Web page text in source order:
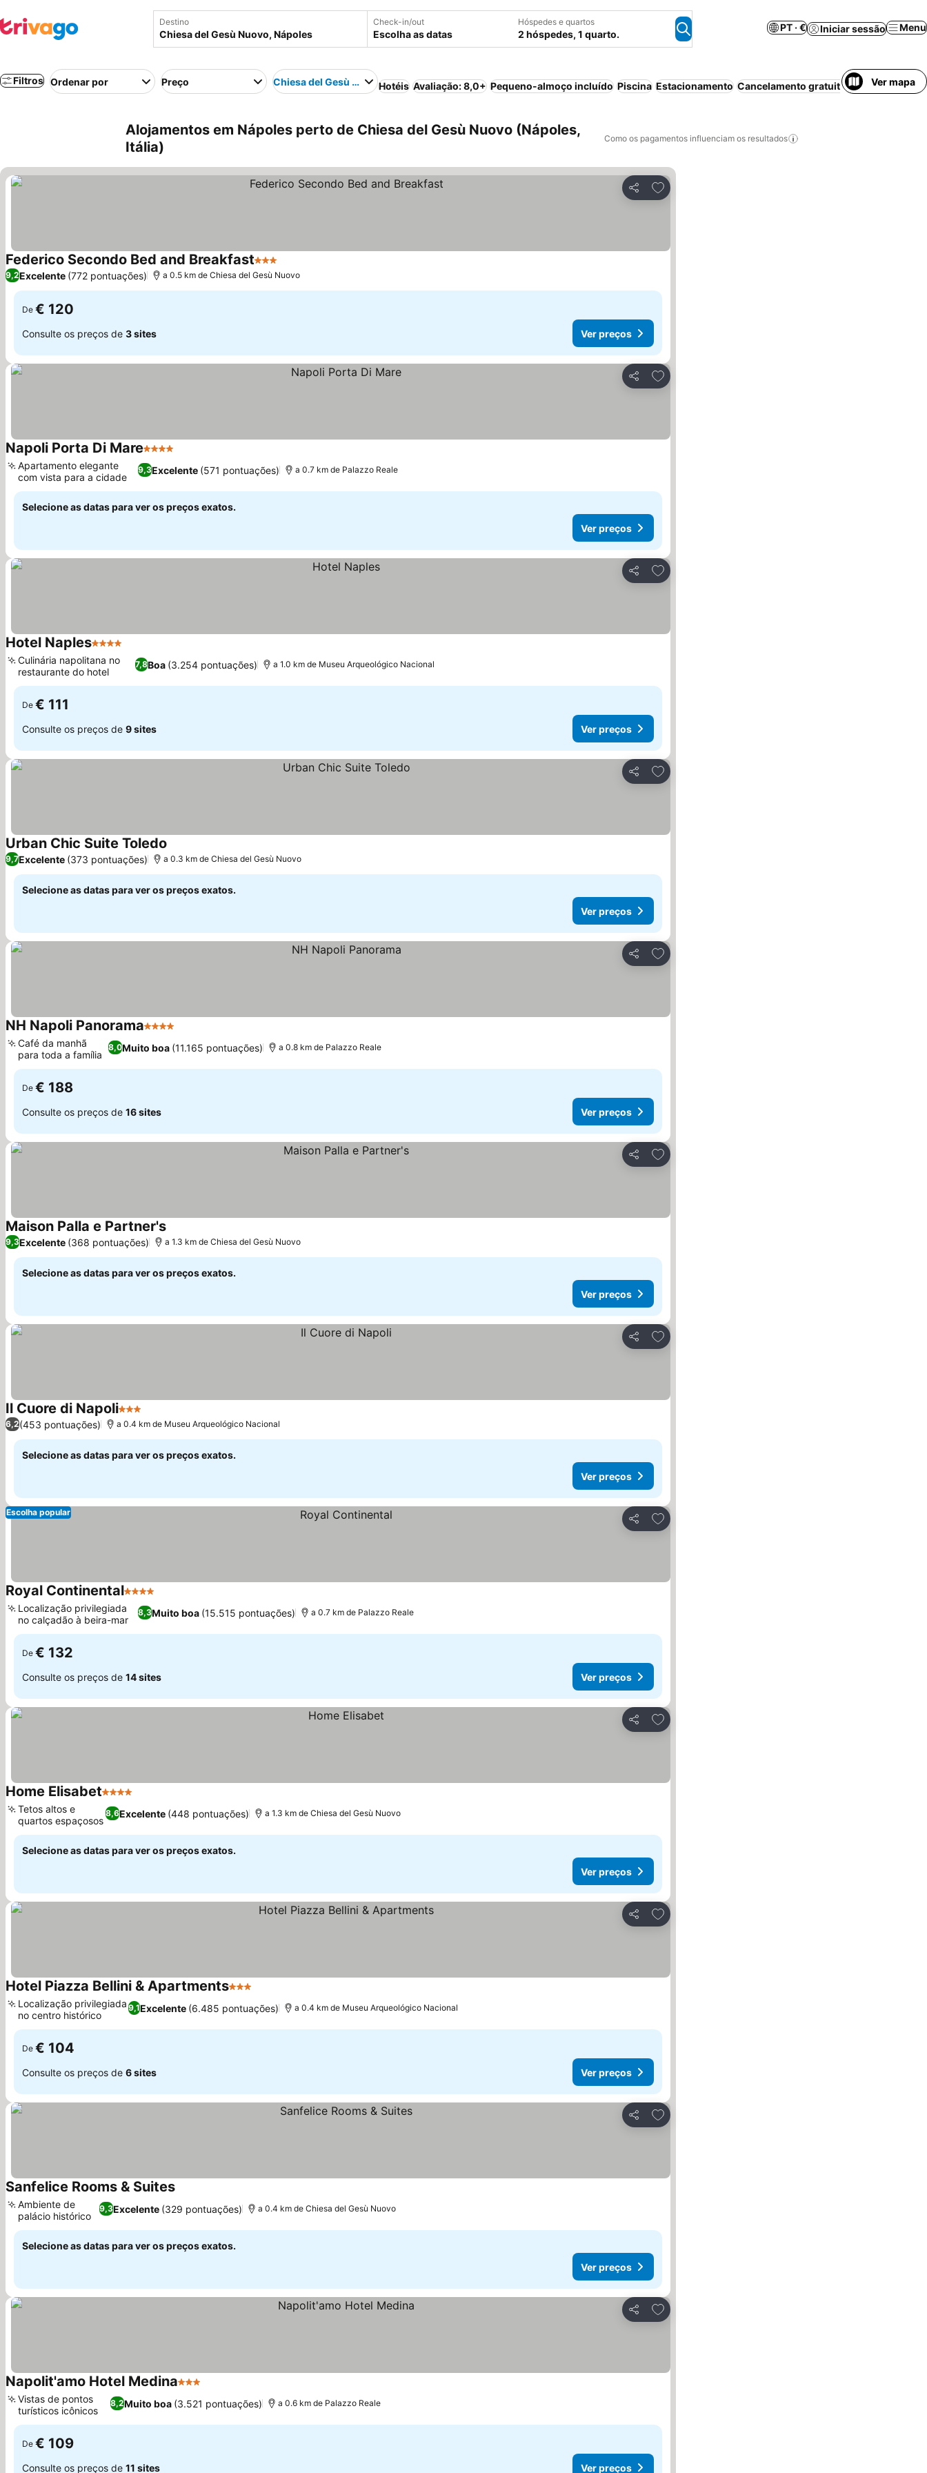
Destino Check-in/out
Escolha as datas
Hóspedes e quartos
2 hóspedes, 1 quarto.
PT · € Iniciar sessão Menu
Filtros Ordenar por Preço Chiesa del Gesù NuovoHotéis Avaliação: 8,0+ Pequeno-almoço incluído Piscina Estacionamento Cancelamento gratuito Aparthotel Bed
Ver mapa
Alojamentos em Nápoles perto de Chiesa del Gesù Nuovo (Nápoles,
Itália)
Como os pagamentos influenciam os resultados
Partilhar
Adicionar aos favoritos
Federico Secondo Bed and Breakfast3 Estrelas
9,2Excelente (772 pontuações) a 0.5 km de Chiesa del Gesù Nuovo
De € 120
Consulte os preços de 3 sites Ver preços
Partilhar
Adicionar aos favoritos
Napoli Porta Di Mare4 Estrelas
9,3Excelente (571 pontuações)
Apartamento elegante
com vista para a cidade
a 0.7 km de Palazzo Reale
Selecione as datas para ver os preços exatos.
Ver preços
Partilhar
Adicionar aos favoritos
Hotel Naples4 Estrelas
7,8Boa (3.254 pontuações)
Culinária napolitana no
restaurante do hotel
a 1.0 km de Museu Arqueológico Nacional
De € 111
Consulte os preços de 9 sites Ver preços
Partilhar
Adicionar aos favoritos
Urban Chic Suite Toledo
9,7Excelente (373 pontuações) a 0.3 km de Chiesa del Gesù Nuovo
Selecione as datas para ver os preços exatos.
Ver preços
Partilhar
Adicionar aos favoritos
NH Napoli Panorama4 Estrelas
8,0Muito boa (11.165 pontuações)
Café da manhã
para toda a família
a 0.8 km de Palazzo Reale
De € 188
Consulte os preços de 16 sites Ver preços
Partilhar
Adicionar aos favoritos
Maison Palla e Partner'sVer preços
9,3Excelente (368 pontuações) a 1.3 km de Chiesa del Gesù Nuovo
Selecione as datas para ver os preços exatos.
Ver preços
Partilhar
Adicionar aos favoritos
Il Cuore di Napoli3 Estrelas
6,2(453 pontuações) a 0.4 km de Museu Arqueológico Nacional
Selecione as datas para ver os preços exatos.
Ver preços
Partilhar
Adicionar aos favoritos
Escolha popular
Royal Continental4 Estrelas
8,3Muito boa (15.515 pontuações)
Localização privilegiada
no calçadão à beira-mar
a 0.7 km de Palazzo Reale
De € 132
Consulte os preços de 14 sites Ver preços
Partilhar
Adicionar aos favoritos
Home Elisabet4 Estrelas
8,6Excelente (448 pontuações)
Tetos altos e
quartos espaçosos
a 1.3 km de Chiesa del Gesù Nuovo
Selecione as datas para ver os preços exatos.
Ver preços
Partilhar
Adicionar aos favoritos
Hotel Piazza Bellini & Apartments3 Estrelas
9,1Excelente (6.485 pontuações)
Localização privilegiada
no centro histórico
a 0.4 km de Museu Arqueológico Nacional
De € 104
Consulte os preços de 6 sites Ver preços
Partilhar
Adicionar aos favoritos
Sanfelice Rooms & SuitesVer preços
9,3Excelente (329 pontuações)
Ambiente de
palácio histórico
a 0.4 km de Chiesa del Gesù Nuovo
Selecione as datas para ver os preços exatos.
Ver preços
Partilhar
Adicionar aos favoritos
Napolit'amo Hotel Medina3 Estrelas
8,2Muito boa (3.521 pontuações)
Vistas de pontos
turísticos icônicos
a 0.6 km de Palazzo Reale
De € 109
Consulte os preços de 11 sites Ver preços